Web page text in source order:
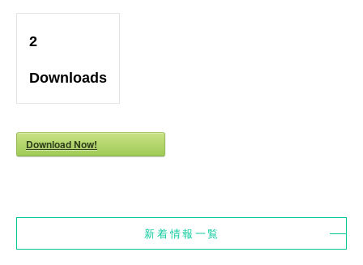
2
Downloads
Download Now!
新着情報一覧